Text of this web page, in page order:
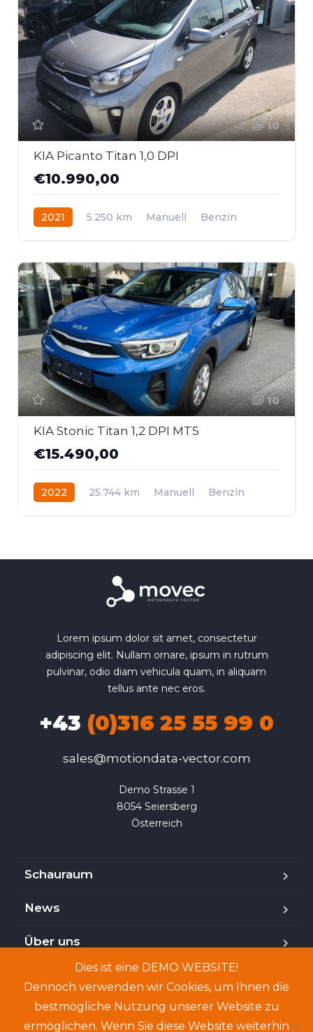
10
KIA Picanto Titan 1,0 DPI
€10.990,00
2021 5.250 km Manuell
Benzin
10
KIA Stonic Titan 1,2 DPI MT5
€15.490,00
2022 25.744 km Manuell
Benzin
Lorem ipsum dolor sit amet, consectetur
adipiscing elit. Nullam ornare, ipsum in rutrum
pulvinar, odio diam vehicula quam, in aliquam
tellus ante nec eros.
+43 (0)316 25 55 99 0
sales@motiondata-vector.com
Demo Strasse 1
8054 Seiersberg
Österreich
Schauraum
News
Über uns
Dies ist eine DEMO WEBSITE!
Dennoch verwenden wir Cookies, um Ihnen die
bestmögliche Nutzung unserer Website zu
ermöglichen. Wenn Sie diese Website weiterhin